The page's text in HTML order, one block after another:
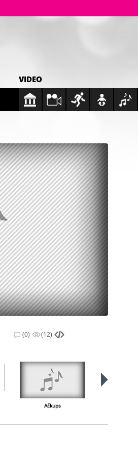
VIDEO
(0) (12)
Ačkups